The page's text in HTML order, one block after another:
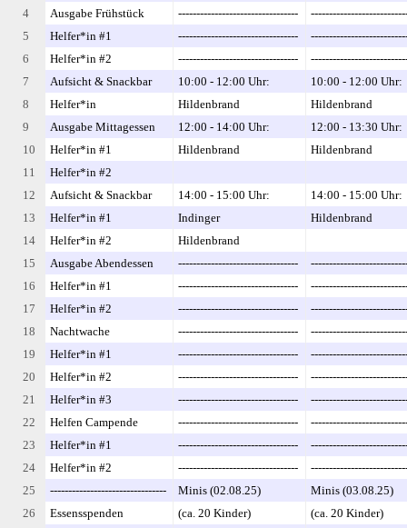
4 Ausgabe Frühstück
---------------------------------
5 Helfer*in #1
---------------------------------
6 Helfer*in #2
---------------------------------
7 Aufsicht & Snackbar 10:00 - 12:00 Uhr:
10:00 - 12:00 Uhr:
8
Helfer*in Hildenbrand
Hildenbrand
9
Ausgabe Mittagessen 12:00 - 14:00 Uhr:
12:00 - 13:30 Uhr:
10
Helfer*in #1 Hildenbrand
Hildenbrand
11
Helfer*in #2
12
Aufsicht & Snackbar 14:00 - 15:00 Uhr:
14:00 - 15:00 Uhr:
13
Helfer*in #1 Indinger
Hildenbrand
14
Helfer*in #2
Hildenbrand
15
Ausgabe Abendessen
---------------------------------
16 Helfer*in #1
---------------------------------
17 Helfer*in #2
---------------------------------
18 Nachtwache
---------------------------------
19 Helfer*in #1
---------------------------------
20 Helfer*in #2
---------------------------------
21 Helfer*in #3
---------------------------------
22 Helfen Campende
---------------------------------
23 Helfer*in #1
---------------------------------
24 Helfer*in #2
---------------------------------
25
--------------------------------
Minis (02.08.25)
Minis (03.08.25)
26
Essensspenden (ca. 20 Kinder)
(ca. 20 Kinder)